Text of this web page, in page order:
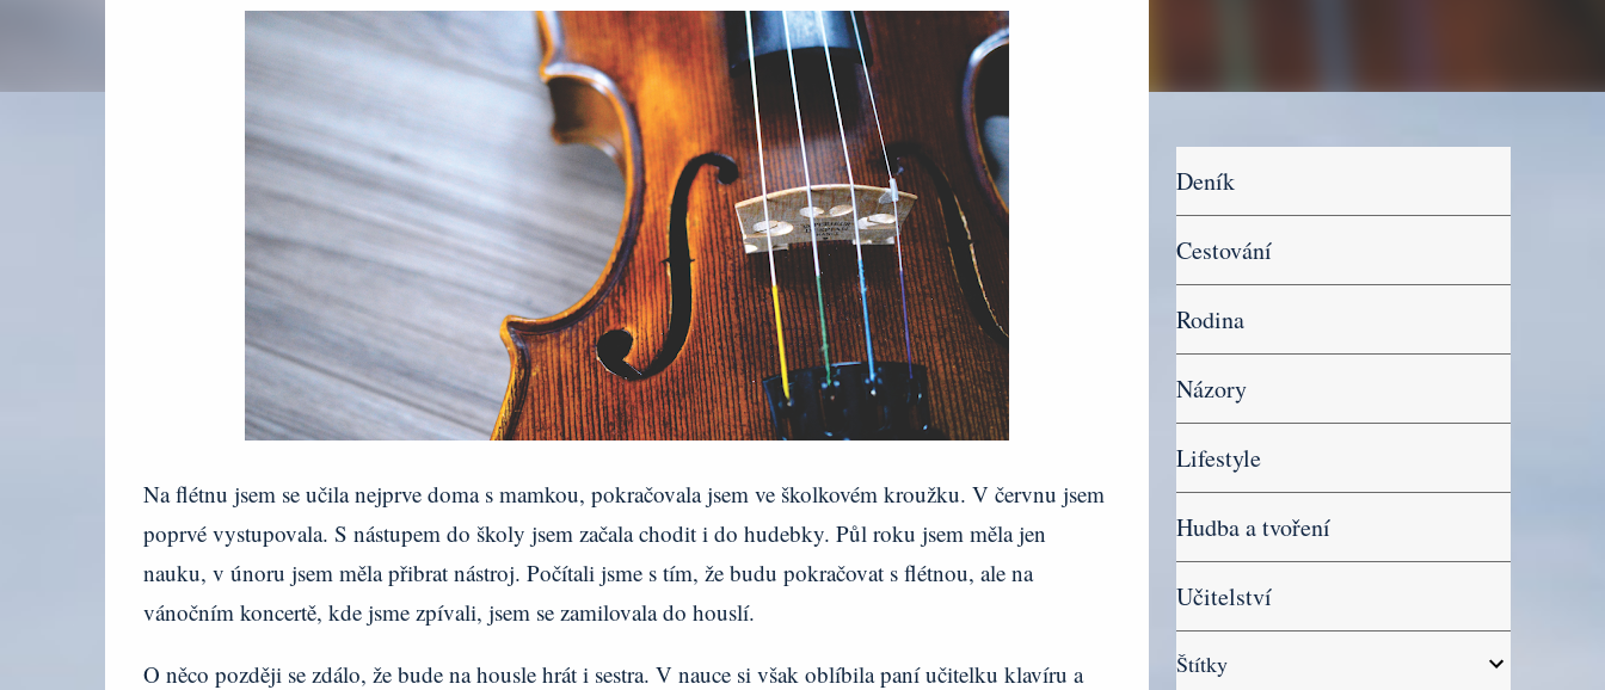
Na flétnu jsem se učila nejprve doma s mamkou, pokračovala jsem ve školkovém kroužku. V červnu jsem
poprvé vystupovala. S nástupem do školy jsem začala chodit i do hudebky. Půl roku jsem měla jen
nauku, v únoru jsem měla přibrat nástroj. Počítali jsme s tím, že budu pokračovat s flétnou, ale na
vánočním koncertě, kde jsme zpívali, jsem se zamilovala do houslí.
O něco později se zdálo, že bude na housle hrát i sestra. V nauce si však oblíbila paní učitelku klavíru a
Deník
Cestování
Rodina
Názory
Lifestyle
Hudba a tvoření
Učitelství
Štítky